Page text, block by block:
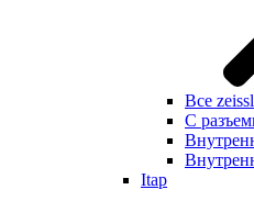
Все
С
Itap